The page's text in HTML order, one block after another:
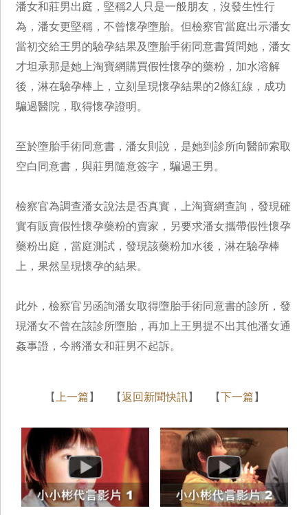
潘女和莊男出庭，堅稱2人只是一般朋友，沒發生性行
為，潘女更堅稱，不曾懷孕墮胎。但檢察官當庭出示潘女
當初交給王男的驗孕結果及墮胎手術同意書質問她，潘女
才坦承那是她上淘寶網購買假性懷孕的藥粉，加水溶解
後，淋在驗孕棒上，立刻呈現懷孕結果的2條紅線，成功
騙過醫院，取得懷孕證明。
至於墮胎手術同意書，潘女則說，是她到診所向醫師索取
空白同意書，與莊男隨意簽字，騙過王男。
檢察官為調查潘女說法是否真實，上淘寶網查詢，發現確
實有販賣假性懷孕藥粉的賣家，另要求潘女攜帶假性懷孕
藥粉出庭，當庭測試，發現該藥粉加水後，淋在驗孕棒
上，果然呈現懷孕的結果。
此外，檢察官另函詢潘女取得墮胎手術同意書的診所，發
現潘女不曾在該診所墮胎，再加上王男提不出其他潘女通
姦事證，今將潘女和莊男不起訴。
【 上一篇 】 【返回新聞快訊】 【下一篇 】